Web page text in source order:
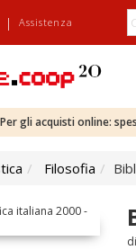
| Assistenza
Per gli acquisti online:
Filosofia
di